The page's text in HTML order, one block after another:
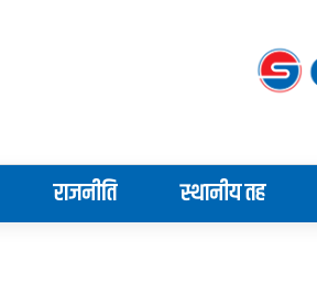
राजनीति स्थानीय तह